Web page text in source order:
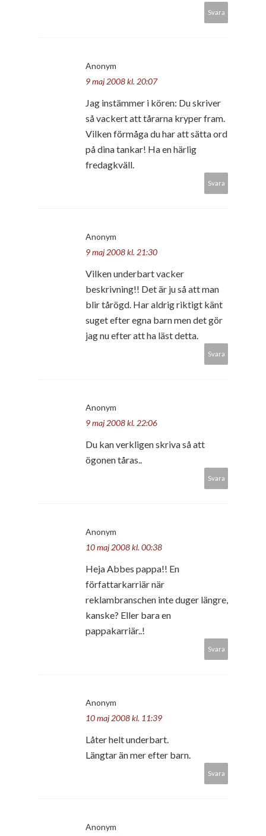
Svara
Anonym
9 maj 2008 kl. 20:07
Jag instämmer i kören: Du skriver
så vackert att tårarna kryper fram.
Vilken förmåga du har att sätta ord
på dina tankar! Ha en härlig
fredagkväll.
Svara
Anonym
9 maj 2008 kl. 21:30
Vilken underbart vacker
beskrivning!! Det är ju så att man
blir tårögd. Har aldrig riktigt känt
suget efter egna barn men det gör
jag nu efter att ha läst detta.
Svara
Anonym
9 maj 2008 kl. 22:06
Du kan verkligen skriva så att
ögonen tåras..
Svara
Anonym
10 maj 2008 kl. 00:38
Heja Abbes pappa!! En
författarkarriär när
reklambranschen inte duger längre,
kanske? Eller bara en
pappakarriär..!
Svara
Anonym
10 maj 2008 kl. 11:39
Låter helt underbart.
Längtar än mer efter barn.
Svara
Anonym